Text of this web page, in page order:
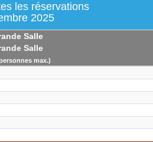
les réservations
2025
Salle
Salle
max.)